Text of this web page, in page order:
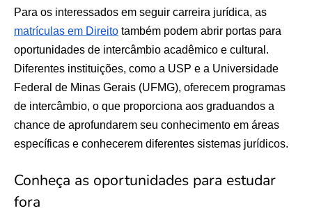
Para os interessados em seguir carreira jurídica, as
matrículas em Direito também podem abrir portas para
oportunidades de intercâmbio acadêmico e cultural.
Diferentes instituições, como a USP e a Universidade
Federal de Minas Gerais (UFMG), oferecem programas
de intercâmbio, o que proporciona aos graduandos a
chance de aprofundarem seu conhecimento em áreas
específicas e conhecerem diferentes sistemas jurídicos.
Conheça as oportunidades para estudar
fora